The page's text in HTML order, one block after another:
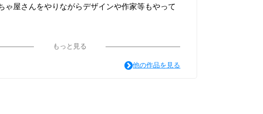
ゃ屋さんをやりながらデザインや作家等もやって
キャラクター達のグッズをこちらで販売致しま
もっと見る
他の作品を見る